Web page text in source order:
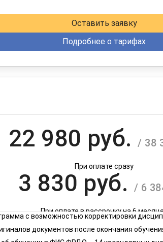
Оставить заявку
Подробнее о тарифах
22 980 руб./ 38
При оплате сразу
3 830 руб. / 6
При оплате в рассрочку на 6
1 915 руб./ 3
с возможностью корректировки
документов после окончания